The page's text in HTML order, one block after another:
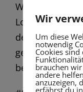
Wenn auch du
Look verleihen
der
gern bei uns.
beste Lösung
Wir
Um diese
notwendig
Cookies
brauchen
andere
anzuzeigen,
erfährst du